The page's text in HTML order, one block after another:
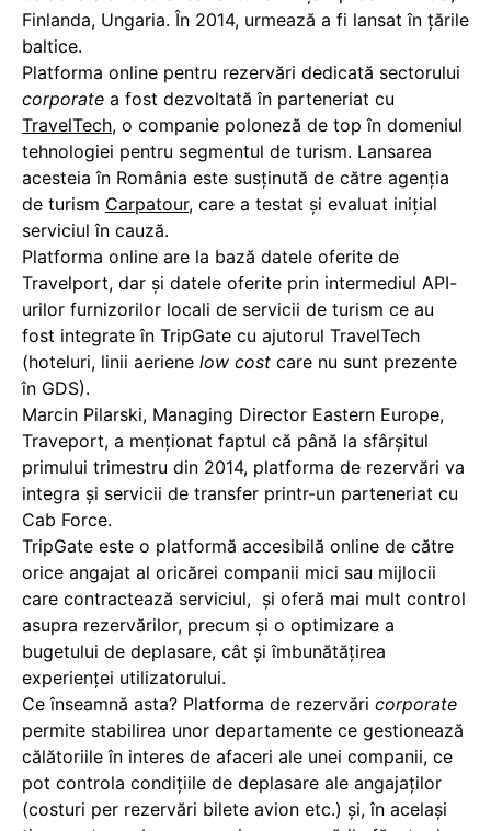
Finlanda, Ungaria. În 2014, urmează a fi lansat în țările
baltice.
Platforma online pentru rezervări dedicată sectorului
corporate a fost dezvoltată în parteneriat cu
TravelTech, o companie poloneză de top în domeniul
tehnologiei pentru segmentul de turism. Lansarea
acesteia în România este susținută de către agenția
de turism Carpatour, care a testat și evaluat inițial
serviciul în cauză.
Platforma online are la bază datele oferite de
Travelport, dar și datele oferite prin intermediul API-
urilor furnizorilor locali de servicii de turism ce au
fost integrate în TripGate cu ajutorul TravelTech
(hoteluri, linii aeriene low cost care nu sunt prezente
în GDS).
Marcin Pilarski, Managing Director Eastern Europe,
Traveport, a menționat faptul că până la sfârșitul
primului trimestru din 2014, platforma de rezervări va
integra și servicii de transfer printr-un parteneriat cu
Cab Force.
TripGate este o platformă accesibilă online de către
orice angajat al oricărei companii mici sau mijlocii
care contractează serviciul, și oferă mai mult control
asupra rezervărilor, precum și o optimizare a
bugetului de deplasare, cât și îmbunătățirea
experienței utilizatorului.
Ce înseamnă asta? Platforma de rezervări corporate
permite stabilirea unor departamente ce gestionează
călătoriile în interes de afaceri ale unei companii, ce
pot controla condițiile de deplasare ale angajaților
(costuri per rezervări bilete avion etc.) și, în același